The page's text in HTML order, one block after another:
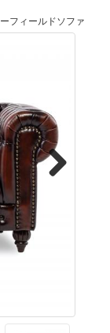
フィールドソファ